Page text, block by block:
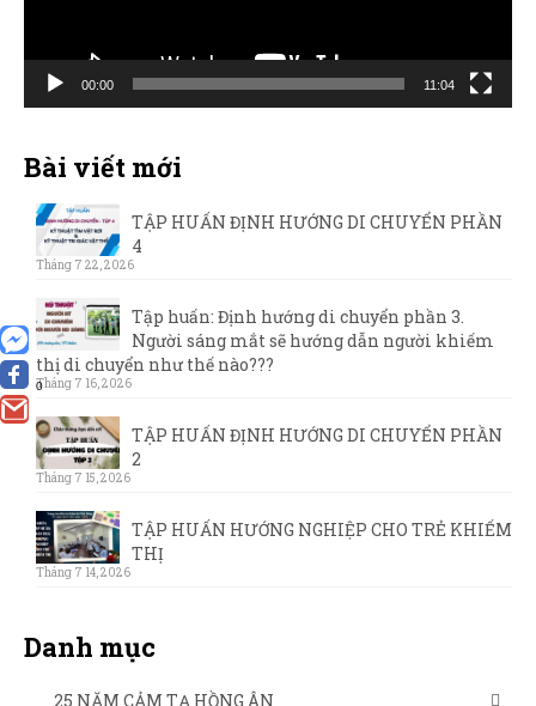
0
00:00 11:04
Bài viết mới
TẬP HUẤN ĐỊNH HƯỚNG DI CHUYỂN PHẦN
4
Tháng 7 22, 2026
Tập huấn: Định hướng di chuyển phần 3.
Người sáng mắt sẽ hướng dẫn người khiếm
thị di chuyển như thế nào???
Tháng 7 16, 2026
TẬP HUẤN ĐỊNH HƯỚNG DI CHUYỂN PHẦN
2
Tháng 7 15, 2026
TẬP HUẤN HƯỚNG NGHIỆP CHO TRẺ KHIẾM
THỊ
Tháng 7 14, 2026
Danh mục
25 NĂM CẢM TẠ HỒNG ÂN